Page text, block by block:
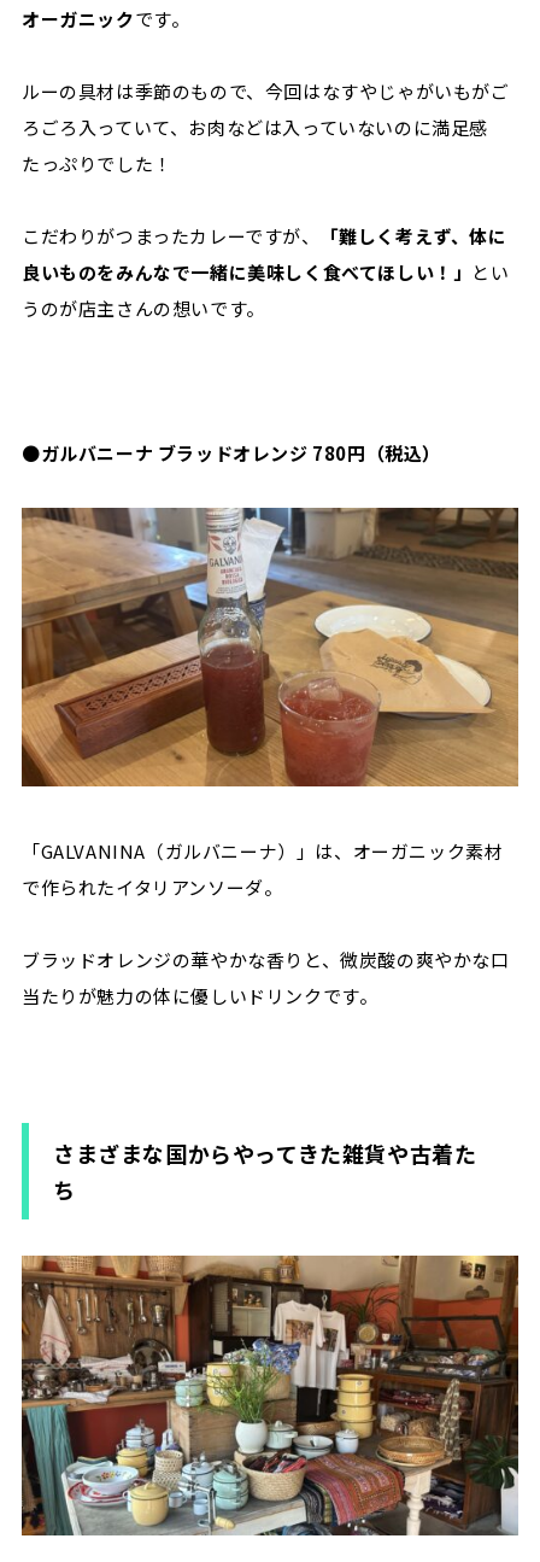
オーガニックです。
ルーの具材は季節のもので、今回はなすやじゃがいもがご
ろごろ入っていて、お肉などは入っていないのに満足感
たっぷりでした！
こだわりがつまったカレーですが、
「難しく考えず、体に
良いものをみんなで一緒に美味しく食べてほしい！」 とい
うのが店主さんの想いです。
●ガルバニーナ ブラッドオレンジ 780円（税込）
「GALVANINA（ガルバニーナ）」は、オーガニック素材
で作られたイタリアンソーダ。
ブラッドオレンジの華やかな香りと、微炭酸の爽やかな口
当たりが魅力の体に優しいドリンクです。
さまざまな国からやってきた雑貨や古着た
ち